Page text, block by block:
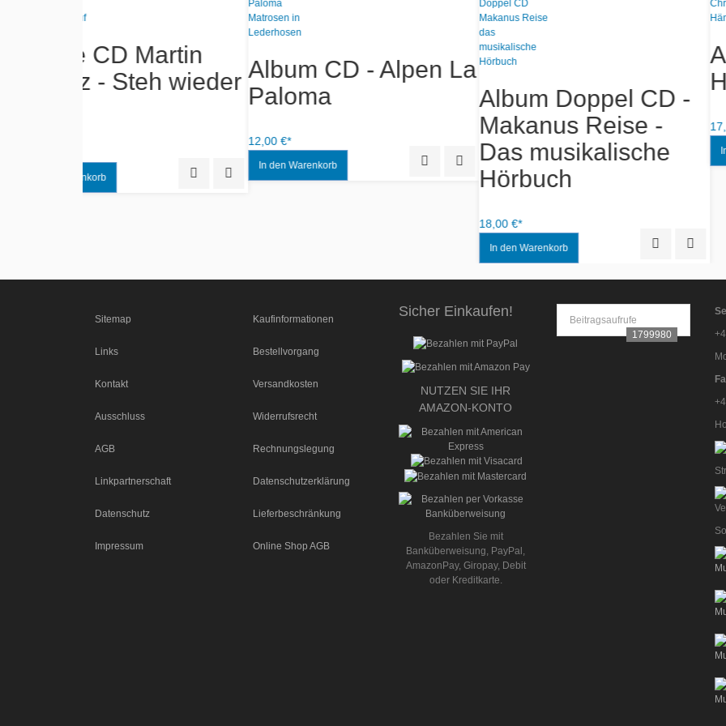
Album CD -
Rost®ock Suite 2
Album CD - Original
Mecklenburger Atze -
12,00 €*
Album CD -
Duo - Still Life
12,00 €*
Sitemap
Links
Kontakt
Ausschluss
AGB
Linkpartnerschaft
Datenschutz
Impressum
Kaufinformationen
Bestellvorgang
Versandkosten
Widerrufsrecht
Rechnungslegung
Datenschutzerklärung
Lieferbeschränkung
Online Shop AGB
Sicher Einkaufen!
NUTZEN SIE IHR
AMAZON-KONTO
Bezahlen Sie mit
Banküberweisung, PayPal,
AmazonPay, Giropay, Debit
oder Kreditkarte.
Beitragsaufrufe
1799980